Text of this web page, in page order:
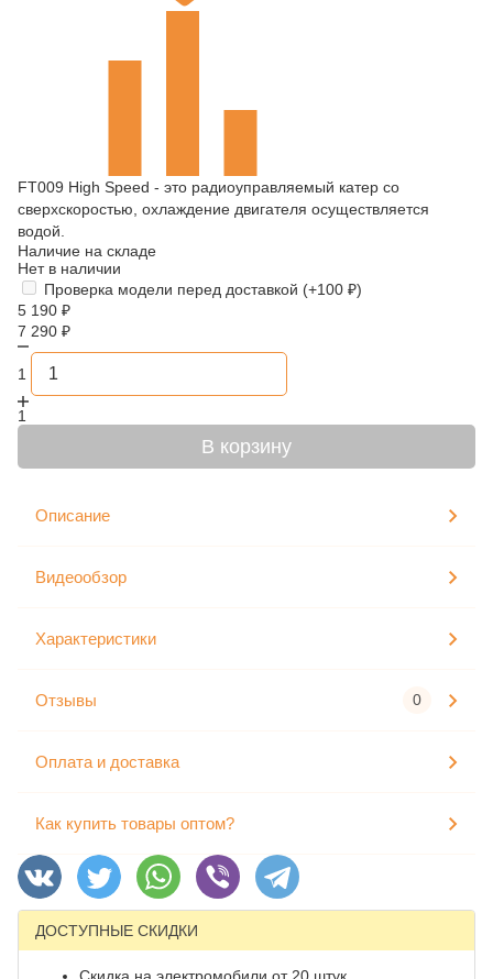
FT009 High Speed - это радиоуправляемый катер со
сверхскоростью, охлаждение двигателя осуществляется
водой.
Наличие на складе
Нет в наличии
Проверка модели перед доставкой (+100 ₽)
5 190 ₽
7 290 ₽
1
1
В корзину
Описание
Видеообзор
Характеристики
Отзывы 0
Оплата и доставка
Как купить товары оптом?
ДОСТУПНЫЕ СКИДКИ